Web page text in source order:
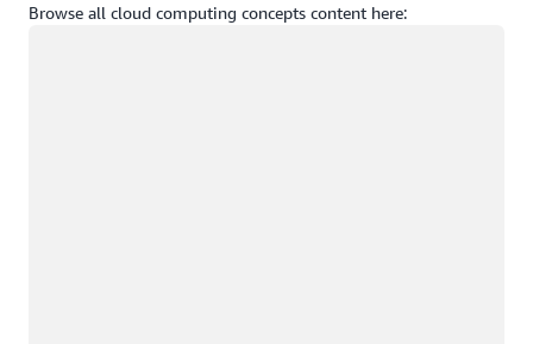
Browse all cloud computing concepts content here: